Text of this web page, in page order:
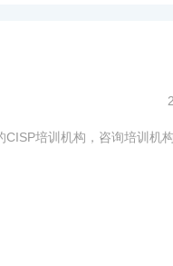
培训机构，咨询培训机